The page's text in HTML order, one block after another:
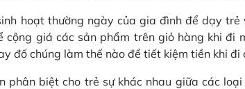
hoạt thường ngày của gia đình để dạy
giá các sản phẩm trên giỏ hàng khi đi
đố chúng làm thế nào để tiết kiệm tiền khi đi
phân biệt cho trẻ sự khác nhau giữa các